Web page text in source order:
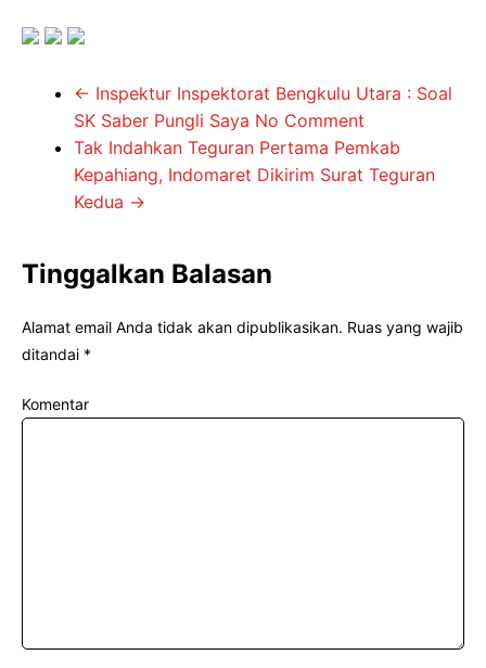
← Inspektur Inspektorat Bengkulu Utara : Soal
SK Saber Pungli Saya No Comment
Tak Indahkan Teguran Pertama Pemkab
Kepahiang, Indomaret Dikirim Surat Teguran
Kedua →
Tinggalkan Balasan
Alamat email Anda tidak akan dipublikasikan. Ruas yang wajib
ditandai *
Komentar